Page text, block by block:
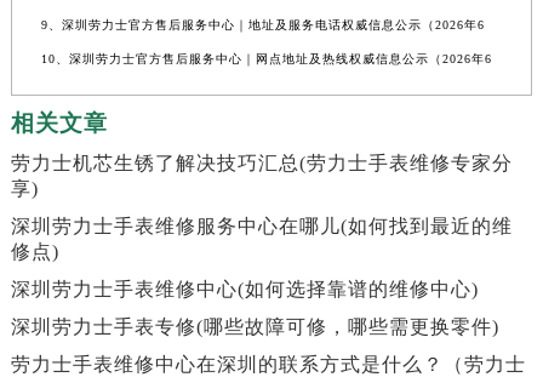
9、深圳劳力士官方售后服务中心｜地址及服务电话权威信息公示（2026年6
10、深圳劳力士官方售后服务中心｜网点地址及热线权威信息公示（2026年6
相关文章
劳力士机芯生锈了解决技巧汇总(劳力士手表维修专家分
享)
深圳劳力士手表维修服务中心在哪儿(如何找到最近的维
修点)
深圳劳力士手表维修中心(如何选择靠谱的维修中心)
深圳劳力士手表专修(哪些故障可修，哪些需更换零件)
劳力士手表维修中心在深圳的联系方式是什么？（劳力士